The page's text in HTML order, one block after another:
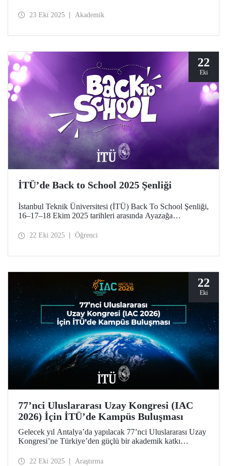
Azerbaycan Üniversitesi ve Karabağ Üniversitesi
23 Eki 2025 Akademik
22
Eki
İTÜ’de Back to School 2025 Şenliği
İstanbul Teknik Üniversitesi (İTÜ) Back To School Şenliği,
16–17–18 Ekim 2025 tarihleri arasında Ayazağa
etkinlikler ve konserlerle şenlik coşkusunu doyasıya yaşadı.
22 Eki 2025 Öğrenci
22
Eki
77’nci Uluslararası Uzay Kongresi (IAC
2026) İçin İTÜ’de Kampüs Buluşması
Gelecek yıl Antalya’da yapılacak 77’nci Uluslararası Uzay
Kongresi’ne Türkiye’den güçlü bir akademik katkı
Buluşmaları”nın yeni adresi İTÜ oldu.
22 Eki 2025 Araştırma